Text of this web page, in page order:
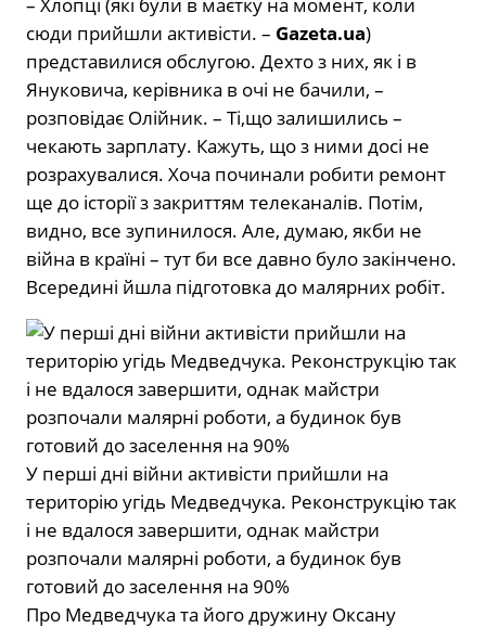
сюди прийшли активісти. – Gazeta.ua)
представилися обслугою. Дехто з них, як і в
Януковича, керівника в очі не бачили, –
розповідає Олійник. – Ті,що залишились –
чекають зарплату. Кажуть, що з ними досі не
розрахувалися. Хоча починали робити ремонт
ще до історії з закриттям телеканалів. Потім,
видно, все зупинилося. Але, думаю, якби не
війна в країні – тут би все давно було закінчено.
Всередині йшла підготовка до малярних робіт.
У перші дні війни активісти прийшли на
територію угідь Медведчука. Реконструкцію так
і не вдалося завершити, однак майстри
розпочали малярні роботи, а будинок був
готовий до заселення на 90%
Про Медведчука та його дружину Оксану